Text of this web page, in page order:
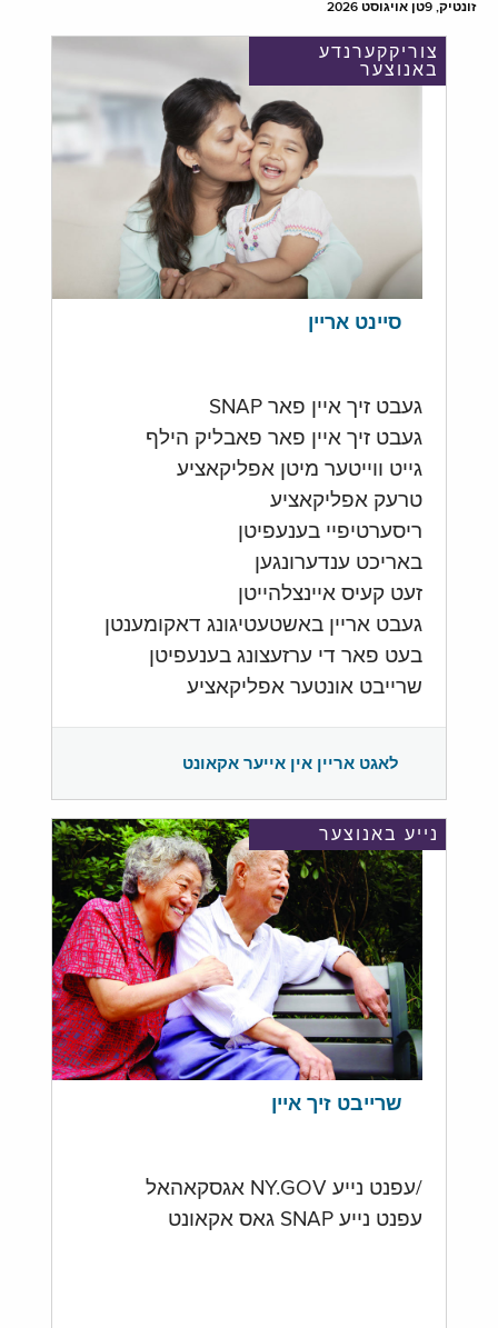
זונטיק, 9טן אויגוסט 2026
צוריקקערנדע
באנוצער
סיינט אריין
געבט זיך איין פאר SNAP
געבט זיך איין פאר פאבליק הילף
גייט ווייטער מיטן אפליקאציע
טרעק אפליקאציע
ריסערטיפיי בענעפיטן
באריכט ענדערונגען
זעט קעיס איינצלהייטן
געבט אריין באשטעטיגונג דאקומענטן
בעט פאר די ערזעצונג בענעפיטן
שרייבט אונטער אפליקאציע
לאגט אריין אין אייער אקאונט
נייע באנוצער
שרייבט זיך איין
/עפנט נייע NY.GOV אגסקאהאל
עפנט נייע SNAP גאס אקאונט